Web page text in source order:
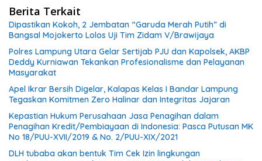
Berita Terkait
Dipastikan Kokoh, 2 Jembatan “Garuda Merah Putih” di
Bangsal Mojokerto Lolos Uji Tim Zidam V/Brawijaya
Polres Lampung Utara Gelar Sertijab PJU dan Kapolsek, AKBP
Deddy Kurniawan Tekankan Profesionalisme dan Pelayanan
Masyarakat
Apel Ikrar Bersih Digelar, Kalapas Kelas I Bandar Lampung
Tegaskan Komitmen Zero Halinar dan Integritas Jajaran
Kepastian Hukum Perusahaan Jasa Penagihan dalam
Penagihan Kredit/Pembiayaan di Indonesia: Pasca Putusan MK
No 18/PUU-XVII/2019 & No. 2/PUU-XIX/2021
DLH tubaba akan bentuk Tim Cek Izin lingkungan